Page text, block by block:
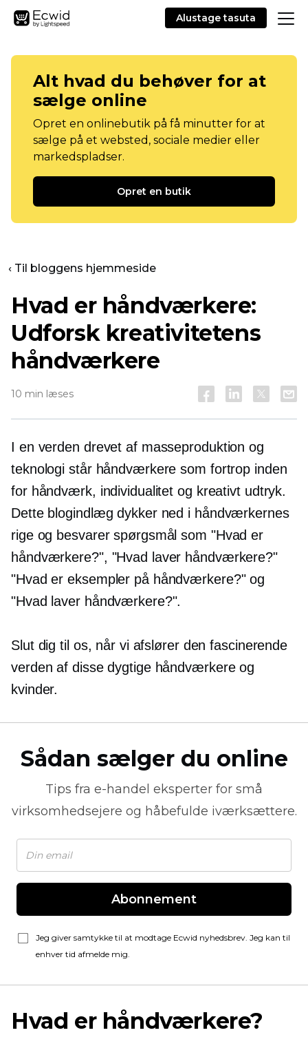
Alustage tasuta
Alt hvad du behøver for at
sælge online
Opret en onlinebutik på få minutter for at
sælge på et websted, sociale medier eller
markedspladser.
Opret en butik
‹ Til bloggens hjemmeside
Hvad er håndværkere:
Udforsk kreativitetens
håndværkere
10 min læses
I en verden drevet af masseproduktion og
teknologi står håndværkere som fortrop inden
for håndværk, individualitet og kreativt udtryk.
Dette blogindlæg dykker ned i håndværkernes
rige og besvarer spørgsmål som "Hvad er
håndværkere?", "Hvad laver håndværkere?"
"Hvad er eksempler på håndværkere?" og
"Hvad laver håndværkere?".
Slut dig til os, når vi afslører den fascinerende
verden af ​​disse dygtige håndværkere og
kvinder.
Sådan sælger du online
Tips fra e-handel eksperter for små
virksomhedsejere og håbefulde iværksættere.
Abonnement
Jeg giver samtykke til at modtage Ecwid nyhedsbrev. Jeg kan til
enhver tid afmelde mig.
Hvad er håndværkere?